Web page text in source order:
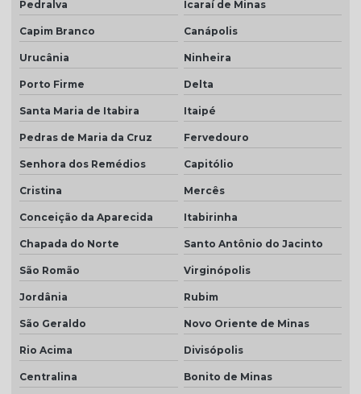
Pedralva Icaraí de Minas
Capim Branco Canápolis
Urucânia Ninheira
Porto Firme Delta
Santa Maria de Itabira Itaipé
Pedras de Maria da Cruz Fervedouro
Senhora dos Remédios Capitólio
Cristina Mercês
Conceição da Aparecida Itabirinha
Chapada do Norte Santo Antônio do Jacinto
São Romão Virginópolis
Jordânia Rubim
São Geraldo Novo Oriente de Minas
Rio Acima Divisópolis
Centralina Bonito de Minas